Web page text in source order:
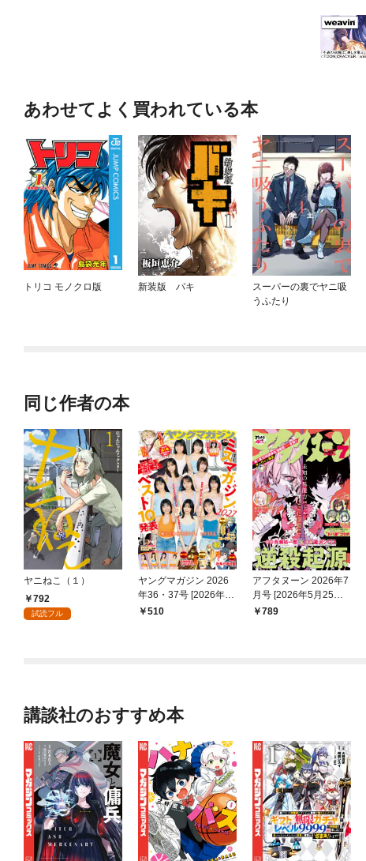
あわせてよく買われている本
トリコ モノクロ版 新装版 バキ
スーパーの裏でヤニ吸
うふたり
同じ作者の本
ヤニねこ（１）
792
試読フル
ヤングマガジン 2026
年36・37号 [2026年8
月3日発売]
510
アフタヌーン 2026年7
月号 [2026年5月25日
発売]
789
講談社のおすすめ本